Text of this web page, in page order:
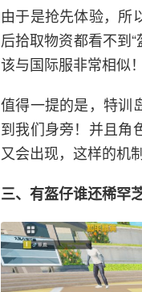
由于是抢先体验，所
后拾取物资都看不到
该与国际服非常相似！
值得一提的是，特训
到我们身旁！并且角
又会出现，这样的机
三、有盔仔谁还稀罕